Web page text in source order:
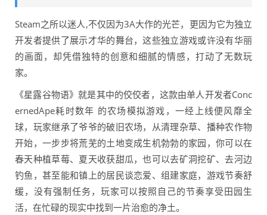
Steam之所以迷人,不仅因为3A大作的光芒，更因为它为独立
开发者提供了展示才华的舞台，这些独立游戏或许没有华丽
的画面，却凭借独特的创意和细腻的情感，打动了无数玩
家。
《星露谷物语》就是其中的佼佼者，这款由单人开发者Conc
ernedApe耗时数年 的农场模拟游戏，一经上线便风靡全
球，玩家继承了爷爷的破旧农场，从清理杂草、播种农作物
开始，一步步将荒芜的土地变成生机勃勃的家园，你可以在
春天种植草莓、夏天收获甜瓜，也可以去矿洞挖矿、去河边
钓鱼，甚至能和镇上的居民谈恋爱、组建家庭，游戏节奏舒
缓，没有强制任务，玩家可以按照自己的节奏享受田园生
活，在忙碌的现实中找到一片治愈的净土。